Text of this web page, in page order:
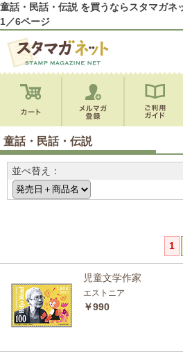
童話・民話・伝説 を買うならスタマガネ
1／6ページ
童話・民話・伝説
並べ替え：
1
児童文学作家
エストニア
￥990